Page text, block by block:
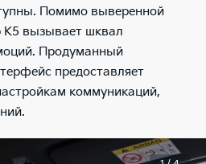
Помимо выверенной
K5 вызывает шквал
Продуманный
предоставляет
коммуникаций,